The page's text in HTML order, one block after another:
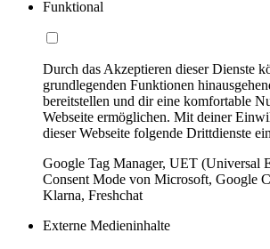
Funktional
Durch das Akzeptieren dieser Dienste
grundlegenden Funktionen
bereitstellen und dir eine komfortable
Webseite ermöglichen. Mit deiner
dieser Webseite folgende Drittdienste
Google Tag Manager, UET (Universal
Consent Mode von Microsoft, Google
Klarna, Freshchat
Externe Medieninhalte